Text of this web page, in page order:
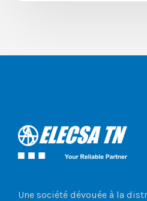
Une société dévouée à la